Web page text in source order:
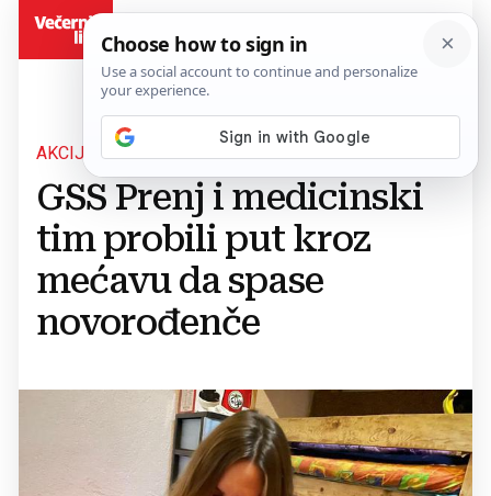
AKCIJA SPAŠAVANJA
GSS Prenj i medicinski
tim probili put kroz
mećavu da spase
novorođenče